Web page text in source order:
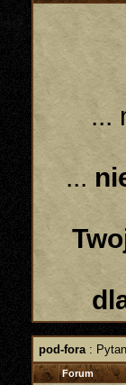
...
...
pod-fora :
Forum